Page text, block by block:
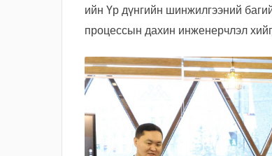
ийн Үр дүнгийн шинжилгээний
процессын дахин инженерчлэл